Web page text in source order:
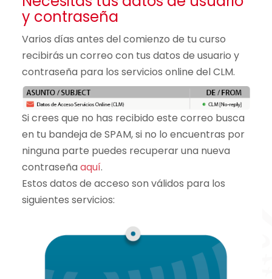
y contraseña
Varios días antes del comienzo de tu curso
recibirás un correo con tus datos de usuario y
contraseña para los servicios online del CLM.
Si crees que no has recibido este correo busca
en tu bandeja de SPAM, si no lo encuentras por
ninguna parte puedes recuperar una nueva
contraseñaaquí.
Estos datos de acceso son válidos para los
siguientes servicios: